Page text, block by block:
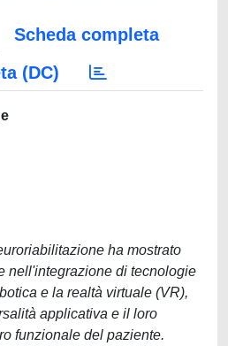
Scheda completa
(DC)
ha mostrato
nell'integrazione di tecnologie
e la realtà virtuale (VR),
applicativa e il loro
funzionale del paziente.